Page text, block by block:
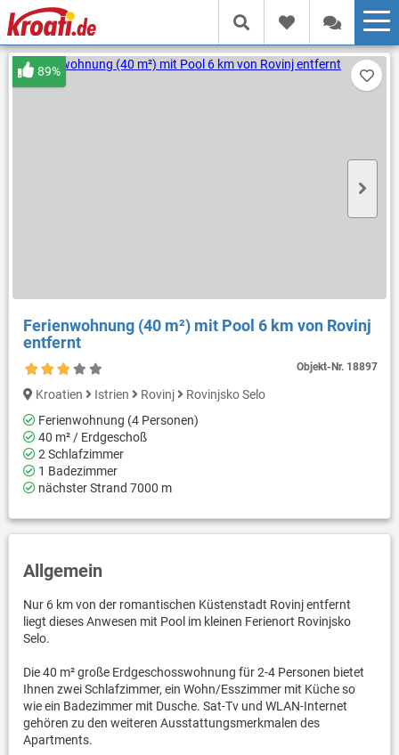
Ferienwohnung (40 m²) mit Pool 6 km von Rovinj
entfernt
Objekt-Nr. 18897
89%
Kroatien Istrien Rovinj
Rovinjsko Selo
Ferienwohnung (4 Personen)
40 m² / Erdgeschoß
2 Schlafzimmer
1 Badezimmer
nächster Strand 7000 m
Allgemein
Nur 6 km von der romantischen Küstenstadt Rovinj entfernt
liegt dieses Anwesen mit Pool im kleinen Ferienort Rovinjsko
Selo.
Die 40 m² große Erdgeschosswohnung für 2-4 Personen bietet
Ihnen zwei Schlafzimmer, ein Wohn/Esszimmer mit Küche so
wie ein Badezimmer mit Dusche. Sat-Tv und WLAN-Internet
gehören zu den weiteren Ausstattungsmerkmalen des
Apartments.